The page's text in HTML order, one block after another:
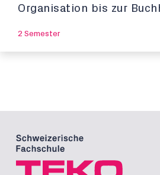
Organisation bis zur
2 Semester